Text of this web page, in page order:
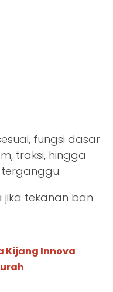
fungsi dasar
traksi, hingga
tekanan ban
Kijang Innova